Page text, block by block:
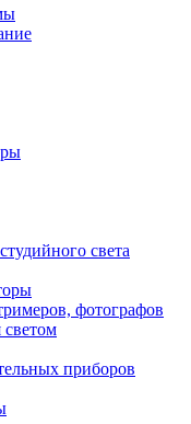
света
фотографов
приборов